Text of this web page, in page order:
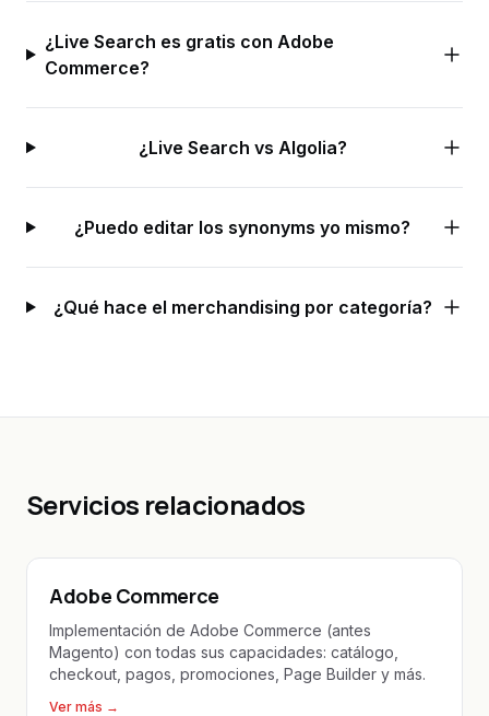
¿Live Search es gratis con Adobe
Commerce?
¿Live Search vs Algolia?
¿Puedo editar los synonyms yo mismo?
¿Qué hace el merchandising por categoría?
Servicios relacionados
Adobe Commerce
Implementación de Adobe Commerce (antes
Magento) con todas sus capacidades: catálogo,
checkout, pagos, promociones, Page Builder y más.
Ver más →